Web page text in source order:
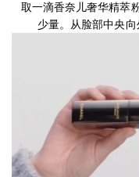
取一滴香奈儿奢华精萃
少量。从脸部中央向